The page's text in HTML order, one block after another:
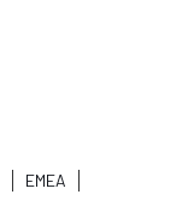
EMEA